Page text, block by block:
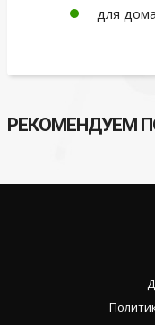
для
РЕКОМЕНДУЕМ